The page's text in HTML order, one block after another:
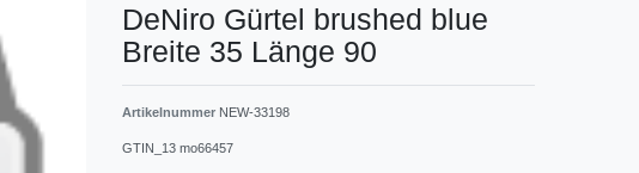
DeNiro Gürtel brushed blue
Breite 35 Länge 90
Artikelnummer NEW-33198
GTIN_13 mo66457